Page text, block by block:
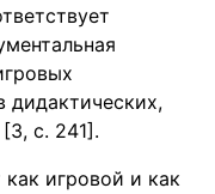
дидактических,
с. 241].
игровой и как